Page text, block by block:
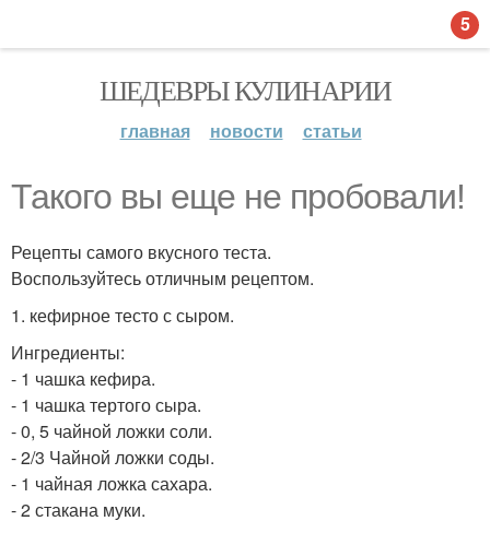
ШЕДЕВРЫ КУЛИНАРИИ
главная новости статьи
Такого вы еще не пробовали!
Рецепты самого вкусного теста.
Воспользуйтесь отличным рецептом.
1. кефирное тесто с сыром.
Ингредиенты:
- 1 чашка кефира.
- 1 чашка тертого сыра.
- 0, 5 чайной ложки соли.
- 2/3 Чайной ложки соды.
- 1 чайная ложка сахара.
- 2 стакана муки.
5